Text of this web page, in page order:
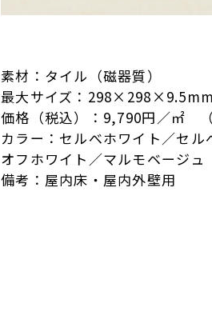
素材：タイル（磁器質）
最大サイズ：
価格（税込）：9,790円／㎡
カラー：セルべホワイト／セ
オフホワイト／マルモベージ
備考：屋内床・屋内外壁用